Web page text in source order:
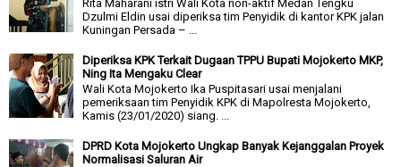
Rita Maharani istri Wali Kota non-aktif Medan Tengku
Dzulmi Eldin usai diperiksa tim Penyidik di kantor KPK jalan
Kuningan Persada – ...
Diperiksa KPK Terkait Dugaan TPPU Bupati Mojokerto MKP,
Ning Ita Mengaku Clear
Wali Kota Mojokerto Ika Puspitasari usai menjalani
pemeriksaan tim Penyidik KPK di Mapolresta Mojokerto,
Kamis (23/01/2020) siang. ...
DPRD Kota Mojokerto Ungkap Banyak Kejanggalan Proyek
Normalisasi Saluran Air